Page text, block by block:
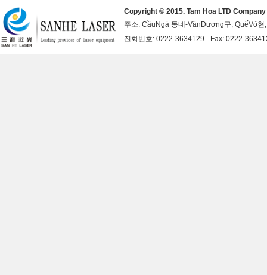
Copyright © 2015. Tam Hoa LTD Company
주소: CầuNgà 동네-VânDương구, QuếVõ현
전화번호: 0222-3634129 - Fax: 0222-